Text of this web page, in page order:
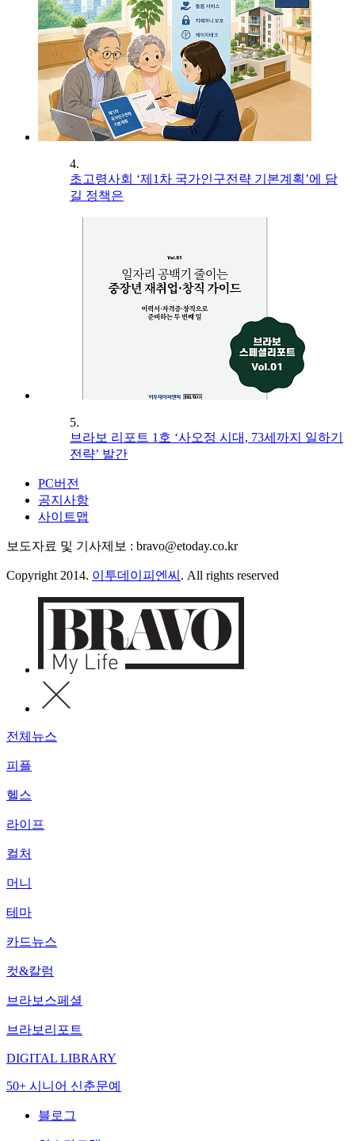
4.
초고령사회 ‘제1차 국가인구전략 기본계획’에 담
길 정책은
5.
브라보 리포트 1호 ‘사오정 시대, 73세까지 일하기
전략’ 발간
PC버전
공지사항
사이트맵
보도자료 및 기사제보 : bravo@etoday.co.kr
Copyright 2014. 이투데이피엔씨 . All rights reserved
전체뉴스
피플
헬스
라이프
컬처
머니
테마
카드뉴스
컷&칼럼
브라보스페셜
브라보리포트
DIGITAL LIBRARY
50+ 시니어 신춘문예
블로그